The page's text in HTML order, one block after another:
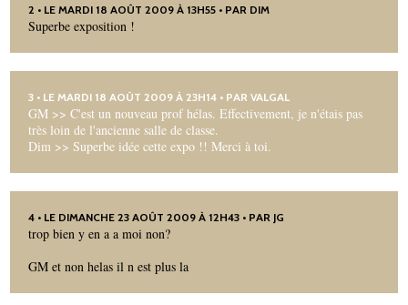
2 • LE MARDI 18 AOÛT 2009 À 13H55 • PAR DIM
Superbe exposition !
3 • LE MARDI 18 AOÛT 2009 À 23H14 • PARVALGAL
GM >> C'est un nouveau prof hélas. Effectivement, je n'étais pas
très loin de l'ancienne salle de classe.
Dim >> Superbe idée cette expo !! Merci à toi.
4 • LE DIMANCHE 23 AOÛT 2009 À 12H43 • PAR JG
trop bien y en a a moi non?
GM et non helas il n est plus la